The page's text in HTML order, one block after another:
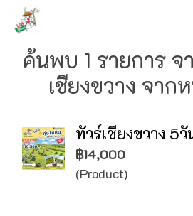
ค้นพบ 1 รายการ จ
เชียงขวาง จาก
ทัวร์เชียงขวาง 5
฿14,000
(Product)